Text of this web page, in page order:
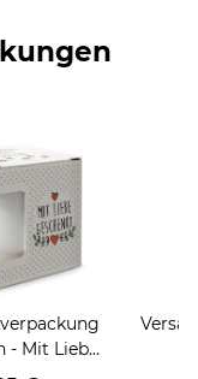
- Mit Liebe